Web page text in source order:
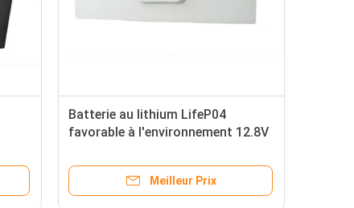
Batterie au lithium LifeP04
favorable à l'environnement 12.8V
Meilleur Prix